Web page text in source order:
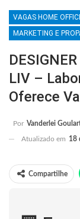
VAGAS HOME
LIV –
Oferece
Por Vanderlei
Atualizado em 18
Compartilhe